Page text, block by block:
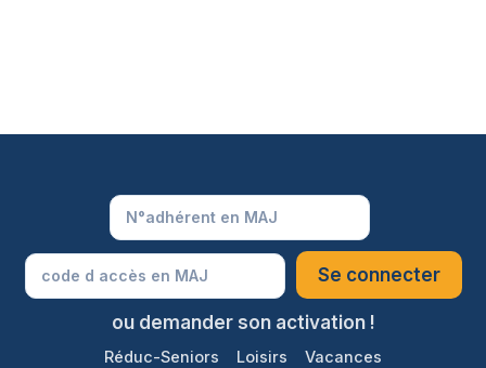
ou demander son activation !
Réduc-Seniors Loisirs Vacances